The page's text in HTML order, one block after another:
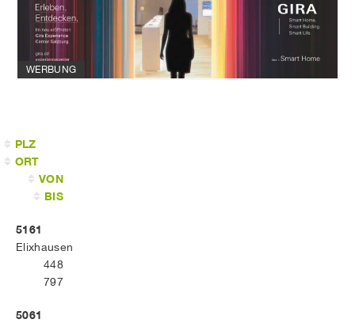
WERBUNG
PLZ
ORT
VON
BIS
5161
Elixhausen
448
797
5061